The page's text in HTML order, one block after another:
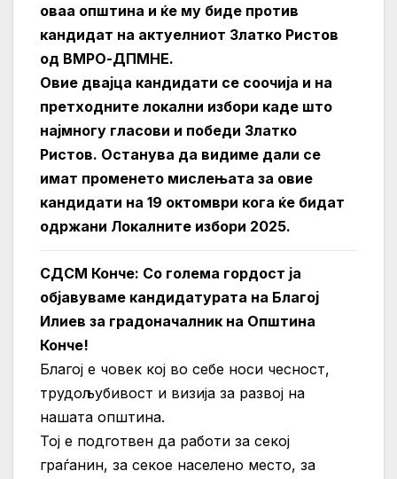
оваа општина и ќе му биде против
кандидат на актуелниот Златко Ристов
од ВМРО-ДПМНЕ.
Овие двајца кандидати се соочија и на
претходните локални избори каде што
најмногу гласови и победи Златко
Ристов. Останува да видиме дали се
имат променето мислењата за овие
кандидати на 19 октомври кога ќе бидат
одржани Локалните избори 2025.
СДСМ Конче: Со голема гордост ја
објавуваме кандидатурата на Благој
Илиев за градоначалник на Општина
Конче!
Благој е човек кој во себе носи чесност,
трудољубивост и визија за развој на
нашата општина.
Тој е подготвен да работи за секој
граѓанин, за секое населено место, за